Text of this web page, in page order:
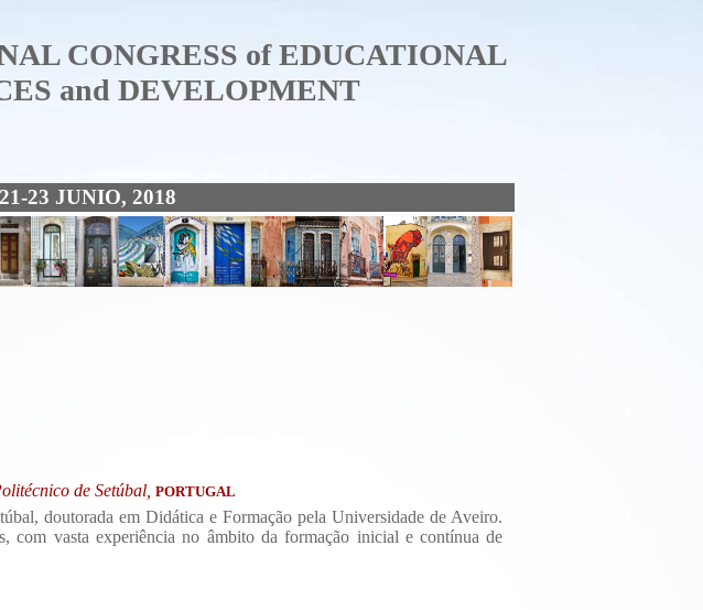
CONGRESS of EDUCATIONAL
and DEVELOPMENT
23 JUNIO, 2018
de Setúbal, PORTUGAL
doutorada em Didática e Formação pela Universidade de Aveiro.
com vasta experiência no âmbito da formação inicial e contínua de